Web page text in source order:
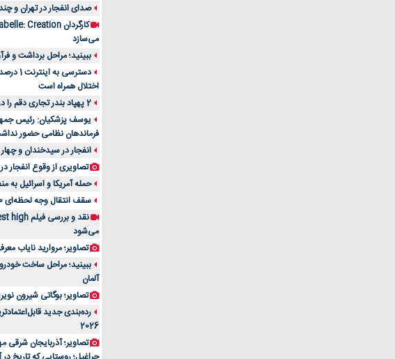
صدای انفجار در تهران و
می‌سازد
ببینید؛ مراحل برداشت و
اختلال همراه است
2 پهپاد بندر تجاری دقم را در عمان هدف قرار دادند
یوسف پزشکیان: رئیس
فرماندهان نظامی حضور
انفجار در سیدخندان و
تصاویری از وقوع انفجار
حمله آمریکا و اسرائیل به
سقف انتقال وجه لحظه‌ای 100 میلیون تومان شد
می‌شود
تصاویر؛ مروارید نایاب معرفی
آلمان
تصاویر؛ بوگاتی شیرون
رده‌بندی جدید
2026
تصاویر؛ آذربایجان شرقی